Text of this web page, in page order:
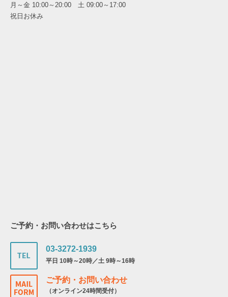
月～金 10:00～20:00 土 09:00～17:00
祝日お休み
ご予約・お問い合わせはこちら
03-3272-1939
平日 10時～20時／土 9時～16時
ご予約・お問い合わせ
（オンライン24時間受付）